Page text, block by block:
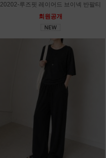
20202-루즈핏 레이어드 브이넥 반팔티
회원공개